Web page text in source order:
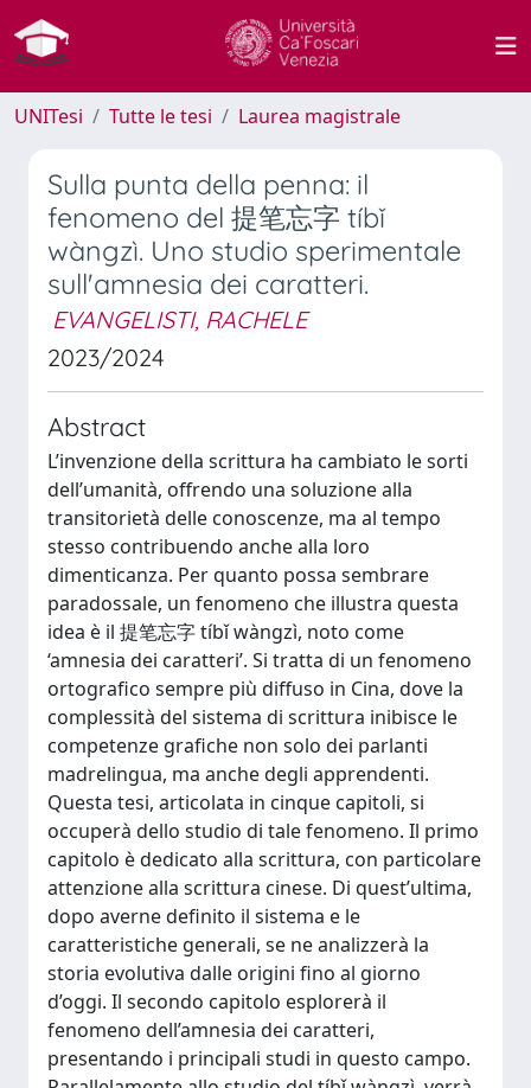
UNITesi Tutte le tesi Laurea magistrale
Sulla punta della penna: il
fenomeno del 提笔忘字 tíbǐ
wàngzì. Uno studio sperimentale
sull'amnesia dei caratteri.
EVANGELISTI, RACHELE
2023/2024
Abstract
L’invenzione della scrittura ha cambiato le sorti
dell’umanità, offrendo una soluzione alla
transitorietà delle conoscenze, ma al tempo
stesso contribuendo anche alla loro
dimenticanza. Per quanto possa sembrare
paradossale, un fenomeno che illustra questa
idea è il 提笔忘字 tíbǐ wàngzì, noto come
‘amnesia dei caratteri’. Si tratta di un fenomeno
ortografico sempre più diffuso in Cina, dove la
complessità del sistema di scrittura inibisce le
competenze grafiche non solo dei parlanti
madrelingua, ma anche degli apprendenti.
Questa tesi, articolata in cinque capitoli, si
occuperà dello studio di tale fenomeno. Il primo
capitolo è dedicato alla scrittura, con particolare
attenzione alla scrittura cinese. Di quest’ultima,
dopo averne definito il sistema e le
caratteristiche generali, se ne analizzerà la
storia evolutiva dalle origini fino al giorno
d’oggi. Il secondo capitolo esplorerà il
fenomeno dell’amnesia dei caratteri,
presentando i principali studi in questo campo.